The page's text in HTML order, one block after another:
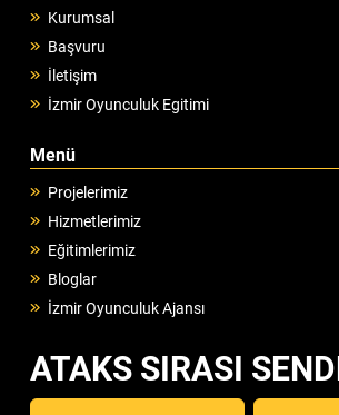
Kurumsal
Başvuru
İletişim
İzmir Oyunculuk Egitimi
Menü
Projelerimiz
Hizmetlerimiz
Eğitimlerimiz
Bloglar
İzmir Oyunculuk Ajansı
ATAKS SIRASI